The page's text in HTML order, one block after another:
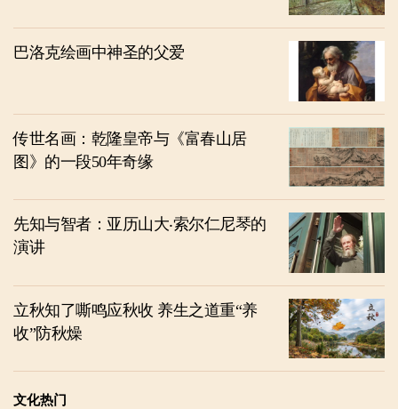
巴洛克绘画中神圣的父爱
传世名画：乾隆皇帝与《富春山居
图》的一段50年奇缘
先知与智者：亚历山大‧索尔仁尼琴的
演讲
立秋知了嘶鸣应秋收 养生之道重“养
收”防秋燥
文化热门